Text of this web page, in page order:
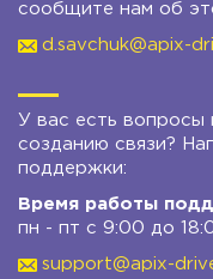
сообщите нам об
d.savchuk@apix-
У вас есть
созданию связи?
поддержки:
Время работы
пн - пт с 9:00 до
support@apix-